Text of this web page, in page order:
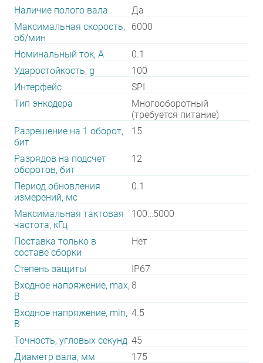
Наличие полого вала
Да
Максимальная скорость,
об/мин
6000
Номинальный ток, А
0.1
Ударостойкость, g
100
Интерфейс
SPI
Тип энкодера
Многооборотный
(требуется питание)
Разрешение на 1 оборот,
бит
15
Разрядов на подсчет
оборотов, бит
12
Период обновления
измерений, мс
0.1
Максимальная тактовая
частота, кГц
100…5000
Поставка только в
составе сборки
Нет
Степень защиты
IP67
Входное напряжение, max,
В
8
Входное напряжение, min,
В
4.5
Точность, угловых секунд 45
Диаметр вала, мм
175